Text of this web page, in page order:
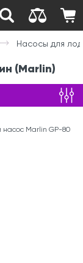
Насосы для
(Marlin)
насос Marlin GP-80